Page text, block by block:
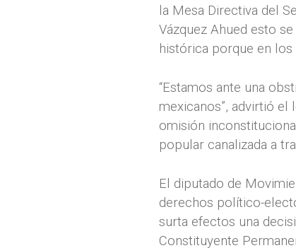
la Mesa Directiva del
Vázquez Ahued esto
histórica porque en
“Estamos ante una
mexicanos”, advirtió el
omisión
popular canalizada a
El diputado de
derechos político-
surta efectos una
Constituyente